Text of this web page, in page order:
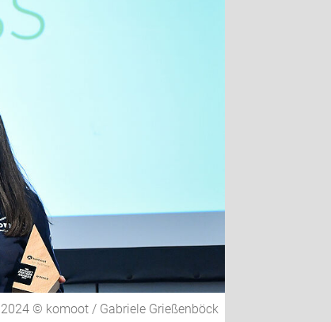
© komoot / Gabriele Grießenböck